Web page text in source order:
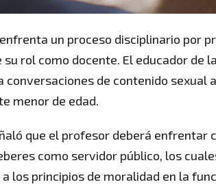
un proceso disciplinario por
rol como docente. El educador de
conversaciones de contenido sexual
menor de edad.
que el profesor deberá enfrentar
como servidor público, los
los principios de moralidad en la